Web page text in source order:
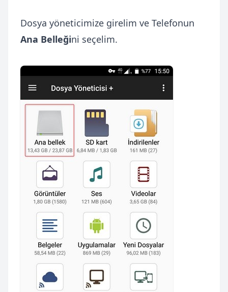
Dosya yöneticimize girelim ve Telefonun
Ana Belleğini seçelim.